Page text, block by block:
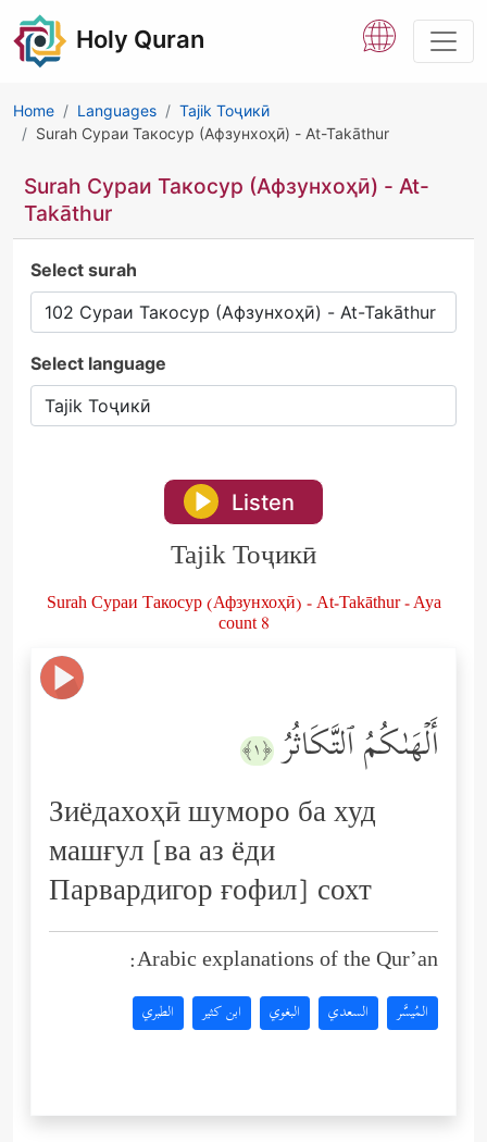
Holy Quran
Home Languages
Tajik Тоҷикӣ
Surah Сураи Такосур (Афзунхоҳӣ) - At-Takāthur
Surah Сураи Такосур (Афзунхоҳӣ) - At-
Takāthur
Select surah
Select language
Listen
Tajik Тоҷикӣ
Surah Сураи Такосур (Афзунхоҳӣ) - At-Takāthur - Aya
count 8
أَلۡهَىٰكُمُ ٱلتَّكَاثُرُ ﴿١﴾
Зиёдахоҳӣ шуморо ба худ
машғул [ва аз ёди
Парвардигор ғофил] сохт
Arabic explanations of the Qur’an:
المُيسَّر السعدي البغوي ابن كثير الطبري